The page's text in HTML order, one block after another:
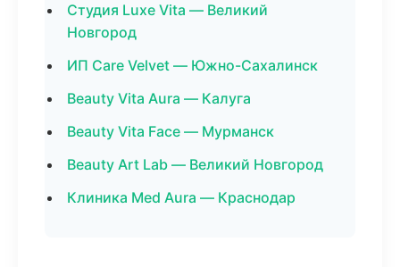
Студия Luxe Vita — Великий
Новгород
ИП Care Velvet — Южно-Сахалинск
Beauty Vita Aura — Калуга
Beauty Vita Face — Мурманск
Beauty Art Lab — Великий Новгород
Клиника Med Aura — Краснодар